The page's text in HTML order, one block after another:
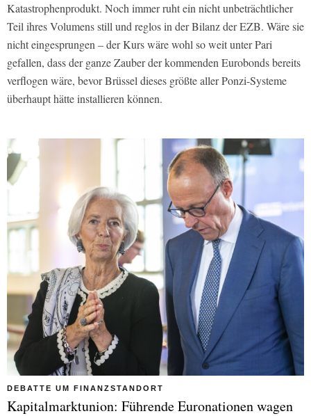
Katastrophenprodukt. Noch immer ruht ein nicht unbeträchtlicher
Teil ihres Volumens still und reglos in der Bilanz der EZB. Wäre sie
nicht eingesprungen – der Kurs wäre wohl so weit unter Pari
gefallen, dass der ganze Zauber der kommenden Eurobonds bereits
verflogen wäre, bevor Brüssel dieses größte aller Ponzi-Systeme
überhaupt hätte installieren können.
DEBATTE UM FINANZSTANDORT
Kapitalmarktunion: Führende Euronationen wagen